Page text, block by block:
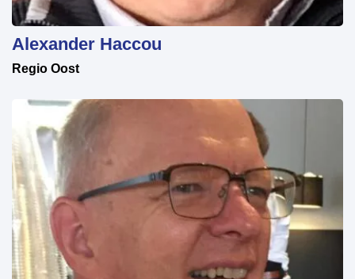
Alexander Haccou
Regio Oost